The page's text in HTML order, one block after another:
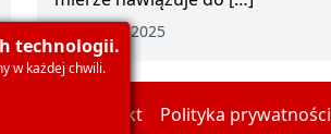
1 grudnia 2025
Kontakt Polityka prywatności
technologii.
w każdej chwili.